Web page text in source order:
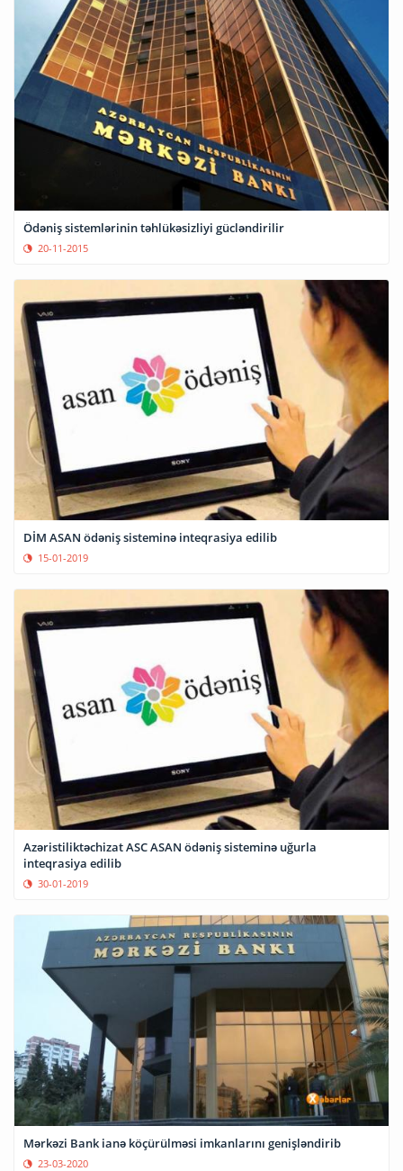
Ödəniş sistemlərinin təhlükəsizliyi gücləndirilir
20-11-2015
DİM ASAN ödəniş sisteminə inteqrasiya edilib
15-01-2019
Azəristiliktəchizat ASC ASAN ödəniş sisteminə uğurla
inteqrasiya edilib
30-01-2019
Mərkəzi Bank ianə köçürülməsi imkanlarını genişləndirib
23-03-2020